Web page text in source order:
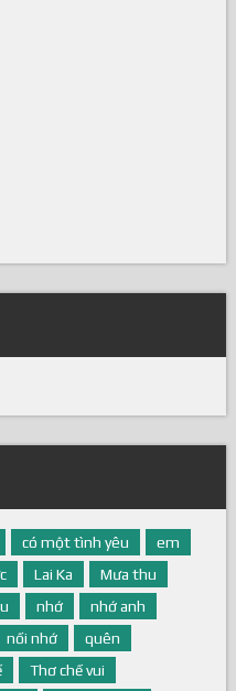
có một tình yêu
em
Lai Ka
Mưa thu
nhớ
nhớ anh
nối nhớ
quên
Thơ chế vui